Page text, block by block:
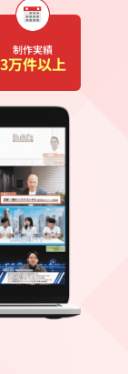
制作実績
3万件以上